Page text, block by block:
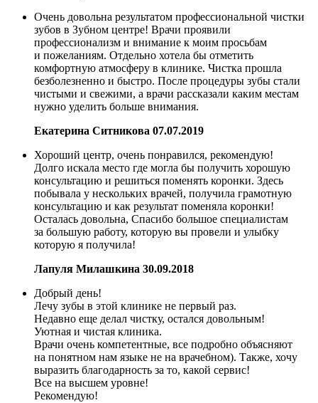
Очень довольна результатом профессиональной чистки
зубов в Зубном центре! Врачи проявили
профессионализм и внимание к моим просьбам
и пожеланиям. Отдельно хотела бы отметить
комфортную атмосферу в клинике. Чистка прошла
безболезненно и быстро. После процедуры зубы стали
чистыми и свежими, а врачи рассказали каким местам
нужно уделить больше внимания.
Екатерина Ситникова 07.07.2019
Хороший центр, очень понравился, рекомендую!
Долго искала место где могла бы получить хорошую
консультацию и решиться поменять коронки. Здесь
побывала у нескольких врачей, получила грамотную
консультацию и как результат поменяла коронки!
Осталась довольна, Спасибо большое специалистам
за большую работу, которую вы провели и улыбку
которую я получила!
Лапуля Милашкина 30.09.2018
Добрый день!
Лечу зубы в этой клинике не первый раз.
Недавно еще делал чистку, остался довольным!
Уютная и чистая клиника.
Врачи очень компетентные, все подробно объясняют
на понятном нам языке не на врачебном). Также, хочу
выразить благодарность за то, какой сервис!
Все на высшем уровне!
Рекомендую!